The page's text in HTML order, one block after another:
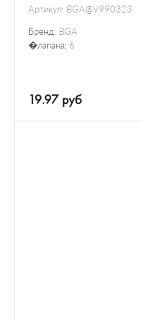
Артикул: BGA@V990323
Бренд: BGA
�лапана: 6
19.97 руб